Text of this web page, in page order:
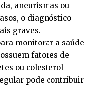
aneurismas ou
o diagnóstico
graves.
monitorar a saúde
fatores de
ou colesterol
pode contribuir